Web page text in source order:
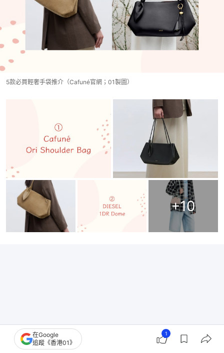
5款必買輕奢手袋推介（Cafuné官網；01製圖）
+10
在Google
追蹤《香港01》
1